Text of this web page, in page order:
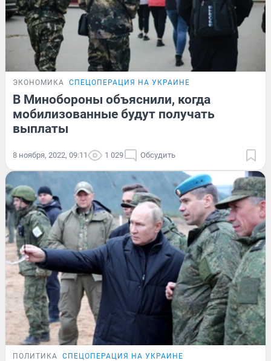
ЭКОНОМИКА СПЕЦОПЕРАЦИЯ НА УКРАИНЕ
В Минобороны объяснили, когда
мобилизованные будут получать
выплаты
8 ноября, 2022, 09:11 1 029 Обсудить
ПОЛИТИКА СПЕЦОПЕРАЦИЯ НА УКРАИНЕ